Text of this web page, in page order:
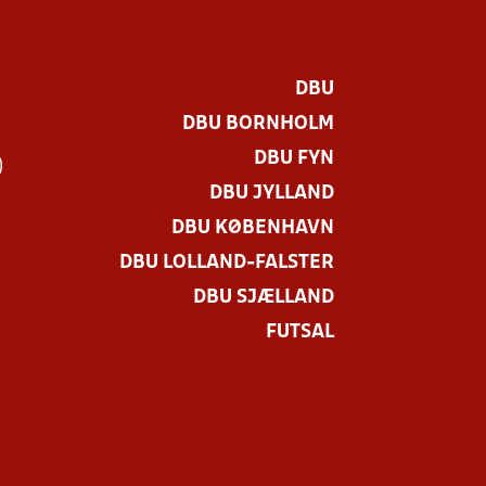
DBU
DBU BORNHOLM
DBU FYN
DBU JYLLAND
DBU KØBENHAVN
DBU LOLLAND-FALSTER
DBU SJÆLLAND
FUTSAL